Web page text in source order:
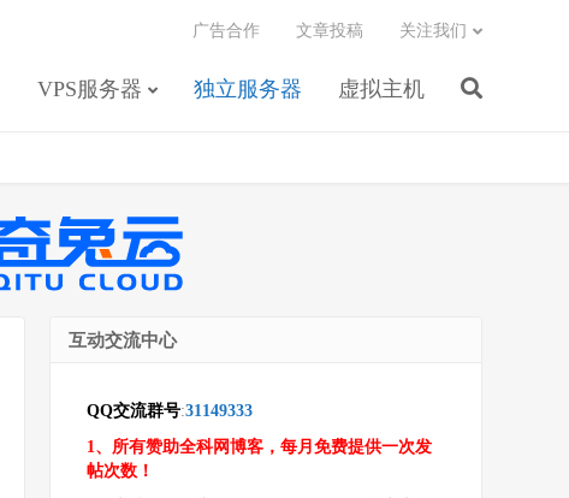
VPS服务器 独立服务器 虚拟主机
广告合作 文章投稿 关注我们
互动交流中心
QQ交流群号:31149333
1、所有赞助全科网博客，每月免费提供一次发
帖次数！